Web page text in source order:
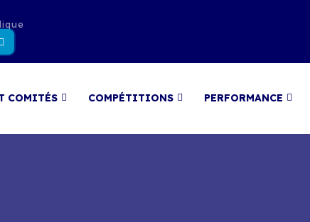
COMITÉS COMPÉTITIONS PERFORMANCE